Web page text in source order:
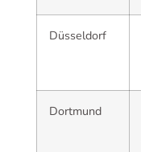
Düsseldorf
Dortmund